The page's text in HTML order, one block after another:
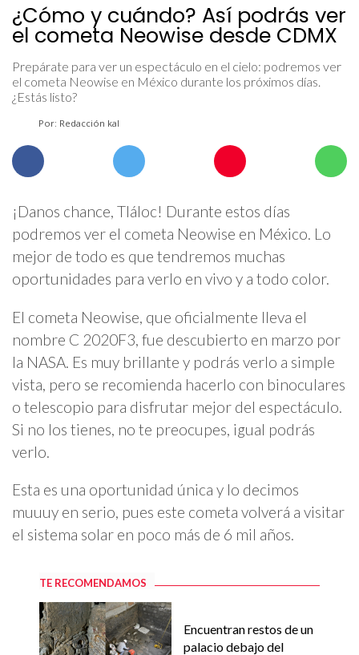
¿Cómo y cuándo? Así podrás ver
el cometa Neowise desde CDMX
Prepárate para ver un espectáculo en el cielo: podremos ver
el cometa Neowise en México durante los próximos días.
¿Estás listo?
Por: Redacción kal
¡Danos chance, Tláloc! Durante estos días
podremos ver el cometa Neowise en México. Lo
mejor de todo es que tendremos muchas
oportunidades para verlo en vivo y a todo color.
El cometa Neowise, que oficialmente lleva el
nombre C 2020F3, fue descubierto en marzo por
la NASA. Es muy brillante y podrás verlo a simple
vista, pero se recomienda hacerlo con binoculares
o telescopio para disfrutar mejor del espectáculo.
Si no los tienes, no te preocupes, igual podrás
verlo.
Esta es una oportunidad única y lo decimos
muuuy en serio, pues este cometa volverá a visitar
el sistema solar en poco más de 6 mil años.
TE RECOMENDAMOS
Encuentran restos de un
palacio debajo del